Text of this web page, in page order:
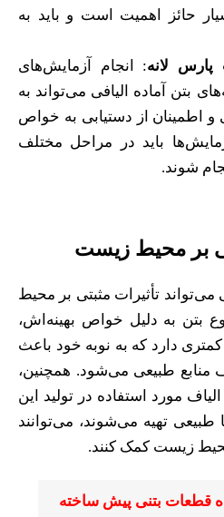
حائز اهمیت است و باید به
لانه: انجام آزمایش‌های
بتن آماده الیافی می‌تواند به
اطمینان از دستیابی به خواص
باید در مراحل مختلف
شوند.
بر محیط زیست
می‌تواند تأثیرات مثبتی بر محیط
بتن به دلیل خواص بهینه‌اش،
دارد که به نوبه خود باعث
منابع طبیعی می‌شود. همچنین،
مورد استفاده در تولید این
طبیعی تهیه می‌شوند، می‌توانند
زیست کمک کنند.
قطعات بتنی پیش ساخته